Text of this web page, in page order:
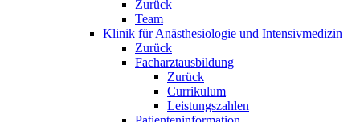
Zurück
Team
Klinik für Anästhesiologie und Intensivmedizin
Zurück
Facharztausbildung
Zurück
Currikulum
Leistungszahlen